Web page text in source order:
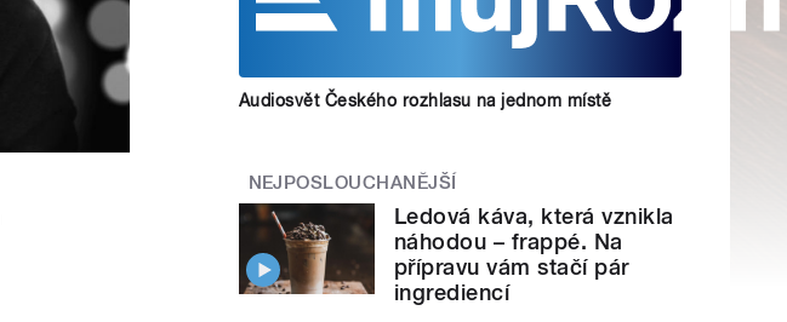
Audiosvět Českého rozhlasu na jednom místě
NEJPOSLOUCHANĚJŠÍ
Ledová káva, která vznikla
náhodou – frappé. Na
přípravu vám stačí pár
ingrediencí